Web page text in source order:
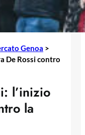
Genoa >
De Rossi contro
l’inizio
la